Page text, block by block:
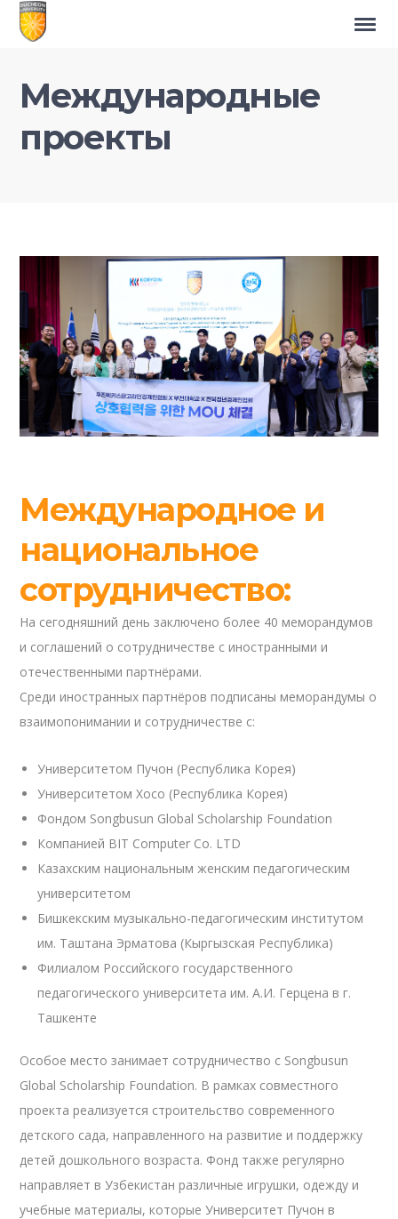
Международные
проекты
Международное и
национальное
сотрудничество:
На сегодняшний день заключено более 40 меморандумов
и соглашений о сотрудничестве с иностранными и
отечественными партнёрами.
Среди иностранных партнёров подписаны меморандумы о
взаимопонимании и сотрудничестве с:
Университетом Пучон (Республика Корея)
Университетом Хосо (Республика Корея)
Фондом Songbusun Global Scholarship Foundation
Компанией BIT Computer Co. LTD
Казахским национальным женским педагогическим
университетом
Бишкекским музыкально-педагогическим институтом
им. Таштана Эрматова (Кыргызская Республика)
Филиалом Российского государственного
педагогического университета им. А.И. Герцена в г.
Ташкенте
Особое место занимает сотрудничество с Songbusun
Global Scholarship Foundation. В рамках совместного
проекта реализуется строительство современного
детского сада, направленного на развитие и поддержку
детей дошкольного возраста. Фонд также регулярно
направляет в Узбекистан различные игрушки, одежду и
учебные материалы, которые Университет Пучон в